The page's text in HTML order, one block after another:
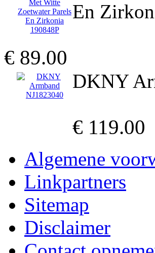
En
€ 89.00
DKNY
€ 119.00
Algemene
Linkpartners
Sitemap
Disclaimer